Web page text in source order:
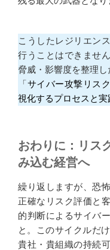
こうしたレジリエン
行うことはできませ
脅威・影響度を整理し
「サイバー攻撃リス
視化するプロセスと実
おわりに：リス
み込む経営へ
繰り返しますが、恐
正確なリスク評価と
的判断によるサイバ
と。このサイクルだ
貴社・貴組織の持続